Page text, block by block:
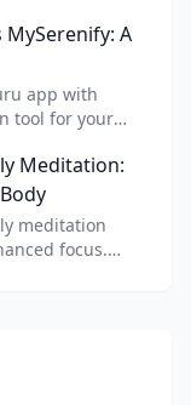
A
app with
tool for your
Meditation:
meditation
focus.